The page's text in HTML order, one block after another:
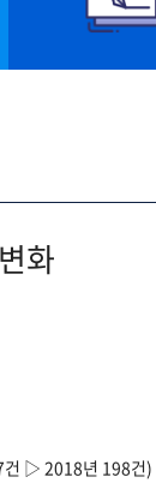
화
건 ▷ 2018년 198건)